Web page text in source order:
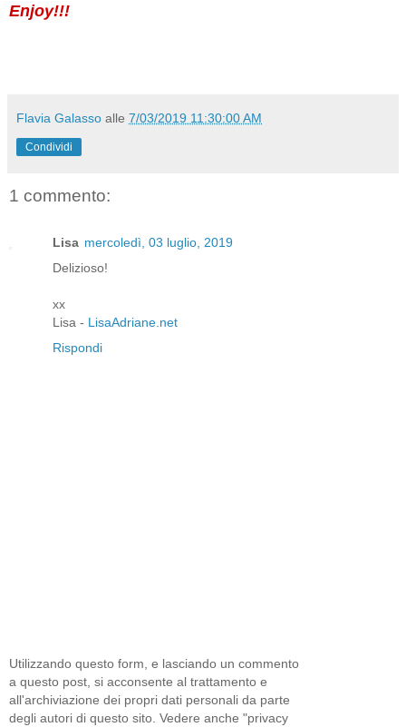
Enjoy!!!
Flavia Galasso alle 7/03/2019 11:30:00 AM
Condividi
1 commento:
Lisa mercoledì, 03 luglio, 2019
Delizioso!
xx
Lisa - LisaAdriane.net
Rispondi
Utilizzando questo form, e lasciando un commento
a questo post, si acconsente al trattamento e
all'archiviazione dei propri dati personali da parte
degli autori di questo sito. Vedere anche "privacy